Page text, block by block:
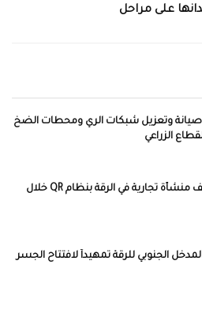
على مراحل
صيانة وتعزيل شبكات الري ومحطات الضخ
الزراعي
ترميز أكثر من ألف منشأة تجارية في الرقة بنظام QR خلال
الجنوبي للرقة تمهيداً لافتتاح الجسر